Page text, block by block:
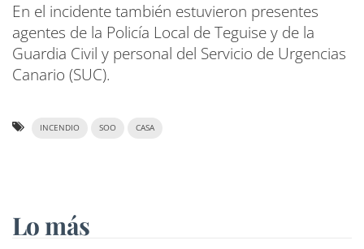
En el incidente también estuvieron presentes
agentes de la Policía Local de Teguise y de la
Guardia Civil y personal del Servicio de Urgencias
Canario (SUC).
INCENDIO SOO CASA
Lo más